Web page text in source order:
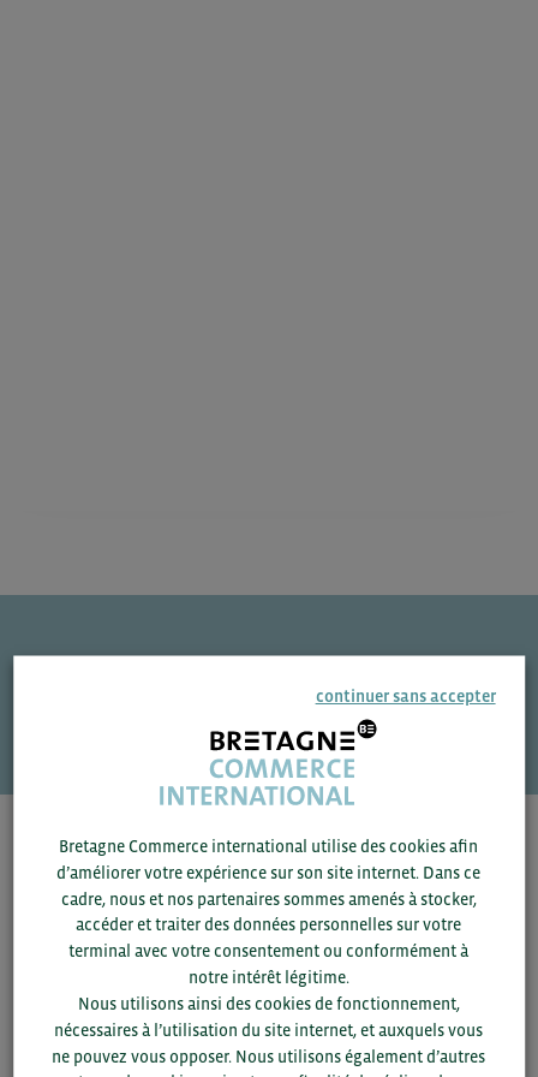
Pour voir les contacts, merci de renseigner votre
département et votre secteurou connectez-vous.
SAUVEGARDER
continuer sans accepter
Bretagne Commerce international utilise des cookies afin
d’améliorer votre expérience sur son site internet. Dans ce
cadre, nous et nos partenaires sommes amenés à stocker,
accéder et traiter des données personnelles sur votre
terminal avec votre consentement ou conformément à
notre intérêt légitime.
Nous utilisons ainsi des cookies de fonctionnement,
nécessaires à l’utilisation du site internet, et auxquels vous
ne pouvez vous opposer. Nous utilisons également d’autres